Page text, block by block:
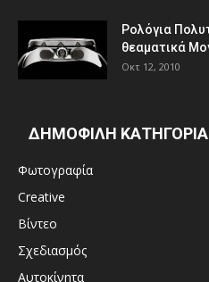
Ρολόγια
θεαματικά
Οκτ 12, 2010
ΔΗΜΟΦΙΛΗ ΚΑΤΗΓΟΡΙΑ
Φωτογραφία
Creative
Βίντεο
Σχεδιασμός
Αυτοκίνητα